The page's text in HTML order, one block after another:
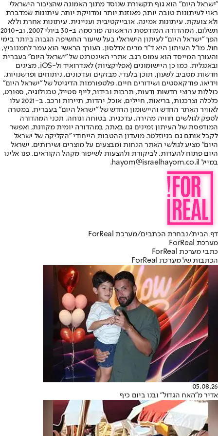
"ישראל היום" הוא גוף תקשורת שנוסד מתוך האמונה שהציבור הישראלי
ראוי לעיתונות טובה יותר, מאוזנת יותר ומדויקת יותר. עיתונות שמדברת
ולא צועקת. עיתונות אמינה, אובייקטיבית ועניינית. עיתונות אחרת וללא
תשלום. המהדורה המודפסת הראשונה פורסמה ב-30 ביולי 2007, וב-2010
הפך "ישראל היום" לעיתון הישראלי בעל שיעור החשיפה הגבוה ביותר בימי
חול. מו"ל העיתון היא ד"ר מרים אדלסון. העורך הראשי הוא עמר לחמנוביץ,
והעורך המייסד הוא עמוס רגב. אתרי האינטרנט של "ישראל היום" בעברית
ובאנגלית, כמו כן היישומונים (אפליקציות) לאנדרואיד ול-iOS, מציגים
חדשות מסביב לשעון, תוכן בלעדי, מבזקים ועדכונים, ניתוחים ופרשנויות,
וידיאו, פודקאסטים ושידורים חיים. פלטפורמות הדיגיטל של "ישראל היום"
כוללות ערוצי חדשות ודעות, תרבות ובידור, לייף סטייל, טכנולוגיה, ספורט,
כלכלה וצרכנות, בריאות, חיילים, אוכל, יהדות, תיירות ורכב. ב-2021 עלו
לאוויר האתר החדש והיישומון החדש של "ישראל היום" בעברית, במטרה
לספק לגולשים חוויה מהירה, עדכנית, בטוחה ונוחה. תכני המהדורה
המודפסת של העיתון זמינים גם באתר, במהדורה יומית מקוונת, ואפשר
לקבל אותם גם בניוזלטר. מועדון ההטבות הייחודי "הקליקה של ישראל
היום" מציע לגולשי האתר הנחות ומבצעים על מוצרים ושירותים. ישראל
היום פתוח להערות, לביקורת ולהצעות לשיפור מקהל הקוראים. פנו אלינו
במייל hayom@israelhayom.co.il.
דף הבית/נבחרת הכתבים/מערכת ForReal
מערכת ForReal
כתבי מערכת ForReal
הכתבות של מערכת ForReal
05.08.26
אדיר מ"האח הגדול" ובנו ביום כיף